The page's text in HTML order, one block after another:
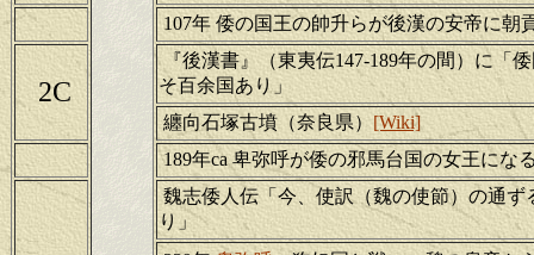
107年 倭の国王の帥升らが後漢の安帝に朝
2C
『後漢書』（東夷伝147-189年の間）に「
そ百余国あり」
纏向石塚古墳（奈良県）[Wiki]
189年ca 卑弥呼が倭の邪馬台国の女王にな
魏志倭人伝「今、使訳（魏の使節）の通ず
り」